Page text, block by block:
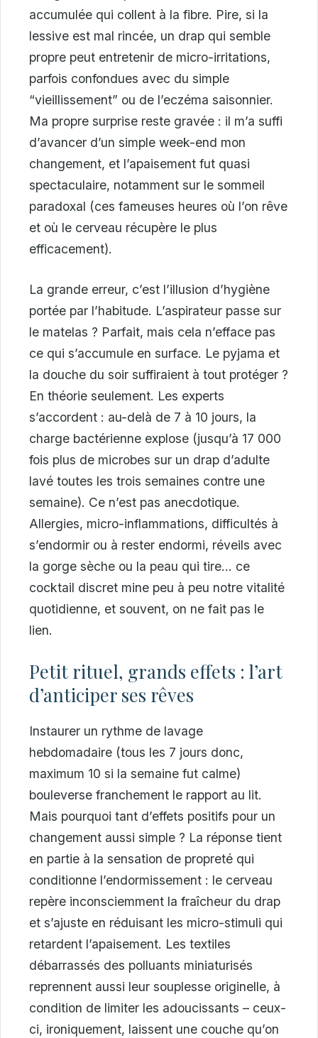
accumulée qui collent à la fibre. Pire, si la
lessive est mal rincée, un drap qui semble
propre peut entretenir de micro-irritations,
parfois confondues avec du simple
“vieillissement” ou de l’eczéma saisonnier.
Ma propre surprise reste gravée : il m’a suffi
d’avancer d’un simple week-end mon
changement, et l’apaisement fut quasi
spectaculaire, notamment sur le sommeil
paradoxal (ces fameuses heures où l’on rêve
et où le cerveau récupère le plus
efficacement).
La grande erreur, c’est l’illusion d’hygiène
portée par l’habitude. L’aspirateur passe sur
le matelas ? Parfait, mais cela n’efface pas
ce qui s’accumule en surface. Le pyjama et
la douche du soir suffiraient à tout protéger ?
En théorie seulement. Les experts
s’accordent : au-delà de 7 à 10 jours, la
charge bactérienne explose (jusqu’à 17 000
fois plus de microbes sur un drap d’adulte
lavé toutes les trois semaines contre une
semaine). Ce n’est pas anecdotique.
Allergies, micro-inflammations, difficultés à
s’endormir ou à rester endormi, réveils avec
la gorge sèche ou la peau qui tire… ce
cocktail discret mine peu à peu notre vitalité
quotidienne, et souvent, on ne fait pas le
lien.
Petit rituel, grands effets : l’art
d’anticiper ses rêves
Instaurer un rythme de lavage
hebdomadaire (tous les 7 jours donc,
maximum 10 si la semaine fut calme)
bouleverse franchement le rapport au lit.
Mais pourquoi tant d’effets positifs pour un
changement aussi simple ? La réponse tient
en partie à la sensation de propreté qui
conditionne l’endormissement : le cerveau
repère inconsciemment la fraîcheur du drap
et s’ajuste en réduisant les micro-stimuli qui
retardent l’apaisement. Les textiles
débarrassés des polluants miniaturisés
reprennent aussi leur souplesse originelle, à
condition de limiter les adoucissants – ceux-
ci, ironiquement, laissent une couche qu’on